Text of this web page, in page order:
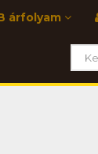
árfolyam